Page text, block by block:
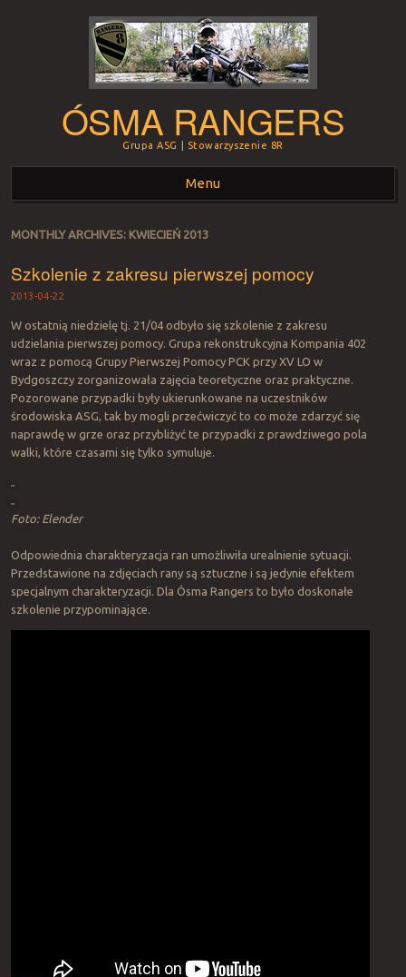
ÓSMA RANGERS
Grupa ASG | Stowarzyszenie 8R
Menu
Skip to content
MONTHLY ARCHIVES: KWIECIEŃ 2013
Szkolenie z zakresu pierwszej pomocy
2013-04-22
W ostatnią niedzielę tj. 21/04 odbyło się szkolenie z zakresu
udzielania pierwszej pomocy. Grupa rekonstrukcyjna Kompania 402
wraz z pomocą Grupy Pierwszej Pomocy PCK przy XV LO w
Bydgoszczy zorganizowała zajęcia teoretyczne oraz praktyczne.
Pozorowane przypadki były ukierunkowane na uczestników
środowiska ASG, tak by mogli przećwiczyć to co może zdarzyć się
naprawdę w grze oraz przybliżyć te przypadki z prawdziwego pola
walki, które czasami się tylko symuluje.
Foto: Elender
Odpowiednia charakteryzacja ran umożliwiła urealnienie sytuacji.
Przedstawione na zdjęciach rany są sztuczne i są jedynie efektem
specjalnym charakteryzacji. Dla Ósma Rangers to było doskonałe
szkolenie przypominające.